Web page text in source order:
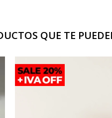
QUE TE